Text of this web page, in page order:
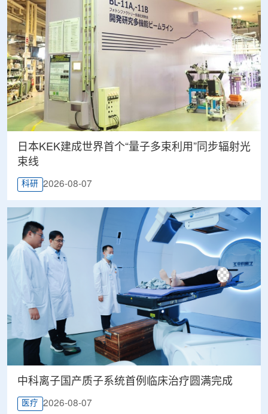
日本KEK建成世界首个“量子多束利用”同步辐射光
束线
科研 2026-08-07
中科离子国产质子系统首例临床治疗圆满完成
医疗 2026-08-07